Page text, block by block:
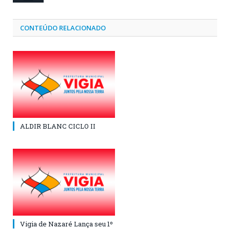
CONTEÚDO RELACIONADO
ALDIR BLANC CICLO II
Vigia de Nazaré Lança seu 1º